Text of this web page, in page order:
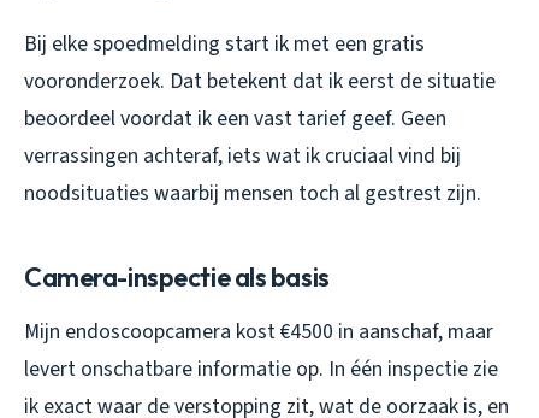
Bij elke spoedmelding start ik met een gratis
vooronderzoek. Dat betekent dat ik eerst de situatie
beoordeel voordat ik een vast tarief geef. Geen
verrassingen achteraf, iets wat ik cruciaal vind bij
noodsituaties waarbij mensen toch al gestrest zijn.
Camera-inspectie als basis
Mijn endoscoopcamera kost €4500 in aanschaf, maar
levert onschatbare informatie op. In één inspectie zie
ik exact waar de verstopping zit, wat de oorzaak is, en